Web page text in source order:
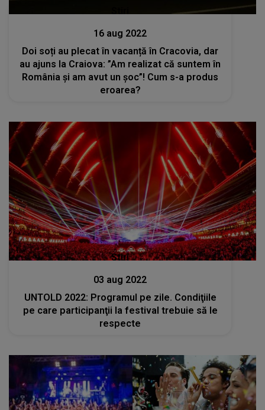
16 aug 2022
Doi soți au plecat în vacanță în Cracovia, dar
au ajuns la Craiova: ”Am realizat că suntem în
România și am avut un șoc”! Cum s-a produs
eroarea?
Stiri
03 aug 2022
UNTOLD 2022: Programul pe zile. Condiţiile
pe care participanţii la festival trebuie să le
respecte